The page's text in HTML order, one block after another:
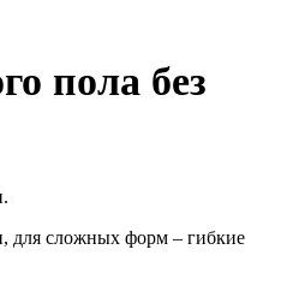
пола без
для сложных форм – гибкие